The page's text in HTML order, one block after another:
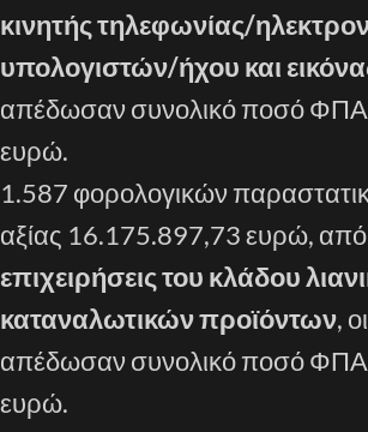
κινητής τηλεφωνίας/
υπολογιστών/ήχου και
απέδωσαν συνολικό ποσό
ευρώ.
1.587 φορολογικών
αξίας 16.175.897,73 ευρώ, από
επιχειρήσεις του κλάδου
καταναλωτικών προϊόντων,
απέδωσαν συνολικό ποσό
ευρώ.